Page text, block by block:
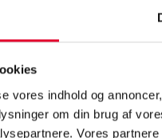
vores indhold og
om din brug af
Vores
har du ret til 12
din leder og har